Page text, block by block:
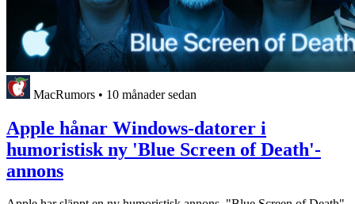
MacRumors • 10 månader sedan
Apple hånar Windows-datorer i
humoristisk ny 'Blue Screen of Death'-
annons